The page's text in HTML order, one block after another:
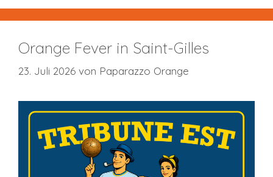
Orange Fever in Saint-Gilles
23. Juli 2026 von Paparazzo Orange